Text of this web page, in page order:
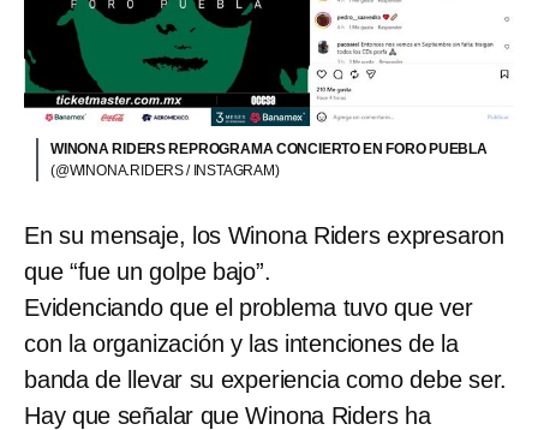
WINONA RIDERS REPROGRAMA CONCIERTO EN FORO PUEBLA
(@WINONA.RIDERS / INSTAGRAM)
En su mensaje, los Winona Riders expresaron
que “fue un golpe bajo”.
Evidenciando que el problema tuvo que ver
con la organización y las intenciones de la
banda de llevar su experiencia como debe ser.
Hay que señalar que Winona Riders ha